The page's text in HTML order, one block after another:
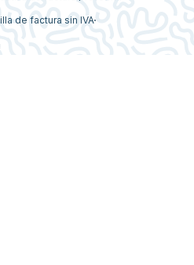
de factura sin IVA